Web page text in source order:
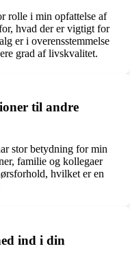
rolle i min opfattelse af
hvad der er vigtigt for
er i overensstemmelse
grad af livskvalitet.
til andre
stor betydning for min
familie og kollegaer
hvilket er en
ind i din